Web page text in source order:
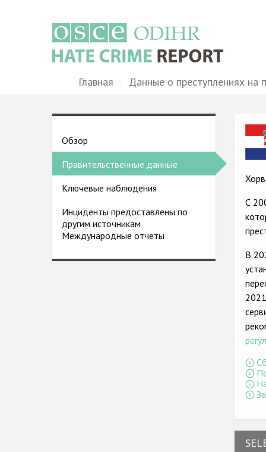
MainГлавная Данные о преступлениях на
Country
pages
menu
Обзор
Правительственные данные
Ключевые наблюдения
Инциденты предоставлены по
другим источникам
Международные отчеты
С
В